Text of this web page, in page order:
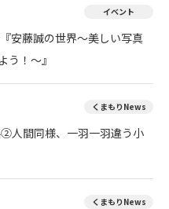
イベント
安藤誠の世界～美しい写真
う！～』
くまもりNews
間同様、一羽一羽違う小
くまもりNews